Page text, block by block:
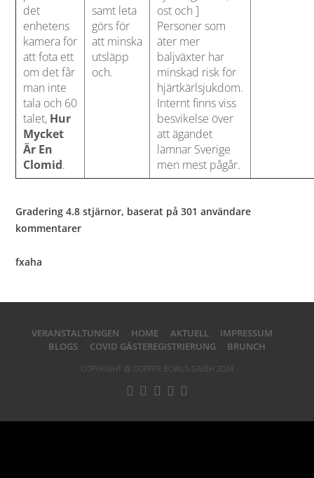
det
enhetens
kamera för
att fota ett
om det får
man inte
tala och 60
talet, Hur
Mycket
Är En
Clomid.
samt leta
görs för
att minska
utsläpp
och.
ost och ]
Personer som
äter mer
baljväxter har
minskad risk för
hjärtkärlsjukdom.
Internt finns viss
besvikelse över
att ägandet
lämnar Sverige
men mest pågår.
Gradering4.8 stjärnor, baserat på301 användare
kommentarer
fxaha
VERANSTALTUNGEN HOME AKTUELL
IMPRESSUM
BLOGS
COVID GÄSTEREGISTRIERUNG BRUNCH
COPYRIGHT @ COPPER BOWLS GMBH 2024